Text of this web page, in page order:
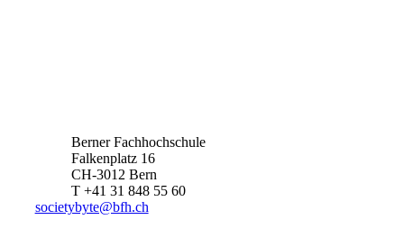
Berner Fachhochschule
Falkenplatz 16
CH-3012 Bern
T +41 31 848 55 60
societybyte@bfh.ch